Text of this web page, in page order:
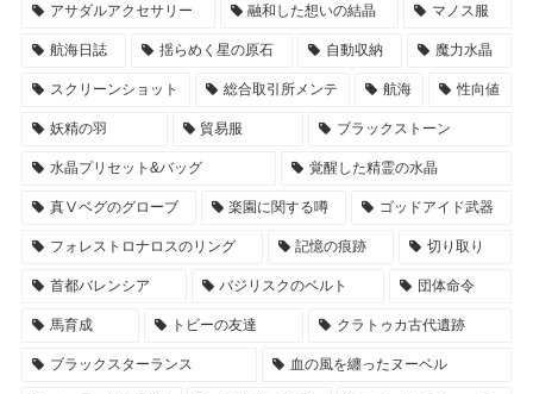
アサダルアクセサリー 融和した想いの結晶 マノス服
航海日誌 揺らめく星の原石 自動収納 魔力水晶
スクリーンショット 総合取引所メンテ 航海 性向値
妖精の羽 貿易服 ブラックストーン
水晶プリセット&バッグ 覚醒した精霊の水晶
真Ⅴベグのグローブ 楽園に関する噂 ゴッドアイド武器
フォレストロナロスのリング 記憶の痕跡 切り取り
首都バレンシア バジリスクのベルト 団体命令
馬育成 トビーの友達 クラトゥカ古代遺跡
ブラックスターランス 血の風を纏ったヌーベル